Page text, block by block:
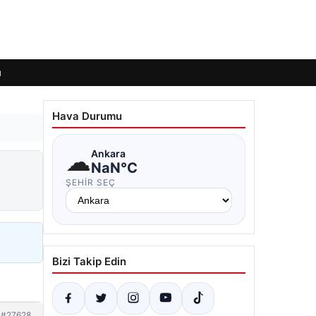
Hava Durumu
☁Ankara
NaN°C
ŞEHIR SEÇ
Bizi Takip Edin